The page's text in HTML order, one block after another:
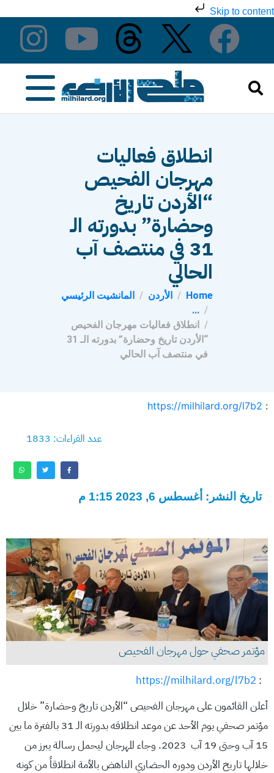
Skip to content
انطلاق فعاليات
مهرجان الفحيص
“الأردن تاريخ
وحضارة” بدورته الـ
31 في منتصف آب
الحالي
Home الأردن
المانشيت الرئيسي
...
انطلاق فعاليات مهرجان الفحيص
“الأردن تاريخ وحضارة” بدورته الـ 31
في منتصف آب الحالي
:
https://milhilard.org/l7b2
عدد القراءات: 1833
تاريخ النشر: أغسطس 6, 2023 1:15 م
مؤتمر صحفي حول مهرجان الفحيص
:
https://milhilard.org/l7b2
أعلن القائمون على مهرجان الفحيص “الأردن تاريخ وحضارة” خلال
مؤتمر صحفي يوم الأحد عن موعد انطلاقه بدورته الـ 31 بالفترة ما بين
15 آب وحتى 19 آب 2023. وجاء المهرجان ليحمل رسالة يبرز من
خلالها تاريخ الأردن ودوره الحضاري الناهض بالأمة انطلاقاً من كونه